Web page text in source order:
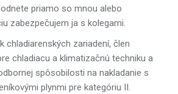
priamo so mnou alebo
zabezpečujem ja s kolegami.
chladiarenských zariadení, člen
chladiacu a klimatizačnú techniku a
spôsobilosti na nakladanie s
plynmi pre kategóriu II.